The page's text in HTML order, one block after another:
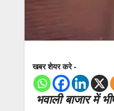
खबर शेयर करे -
भवाली बाजार में